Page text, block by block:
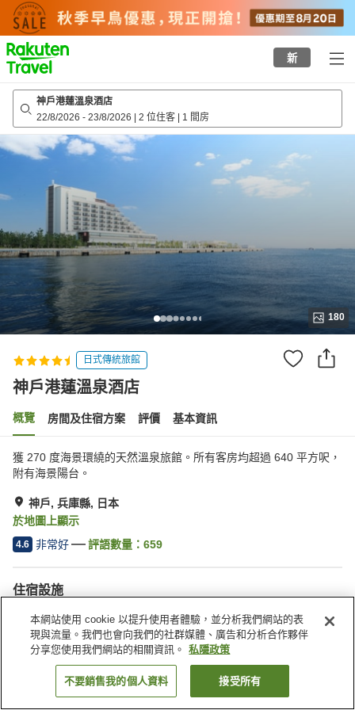
to
top
page
新
神戶港蓮溫泉酒店
22/8/2026 - 23/8/2026 | 2 位住客 | 1 間房
180
日式傳統旅館
神戶港蓮溫泉酒店
概覽 房間及住宿方案 評價 基本資訊
獲 270 度海景環繞的天然溫泉旅館。所有客房均超過 640 平方呎，
附有海景陽台。
神戶, 兵庫縣, 日本
於地圖上顯示
4.6 非常好 評語數量： 659
住宿設施
Wi-Fi
按摩浴缸
岩盤浴
桑拿
找客房
本網站使用 cookie 以提升使用者體驗，並分析我們網站的表
現與流量。我們也會向我們的社群媒體、廣告和分析合作夥伴
分享您使用我們網站的相關資訊。
私隱政策
不要銷售我的個人資料 接受所有